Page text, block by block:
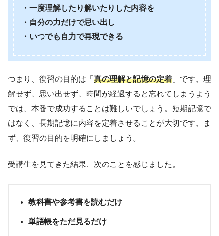
・一度理解したり解いたりした内容を
・自分の力だけで思い出し
・いつでも自力で再現できる
つまり、復習の目的は「 真の理解と記憶の定着 」です。理
解せず、思い出せず、時間が経過すると忘れてしまうよう
では、本番で成功することは難しいでしょう。短期記憶で
はなく、長期記憶に内容を定着させることが大切です。ま
ず、復習の目的を明確にしましょう。
受講生を見てきた結果、次のことを感じました。
教科書や参考書を読むだけ
単語帳をただ見るだけ